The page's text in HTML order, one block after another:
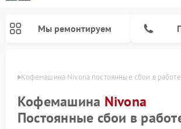
Мы ремонтируем
Кофемашина Nivona постоянные сбои в работе
Кофемашина Nivona
Постоянные сбои в